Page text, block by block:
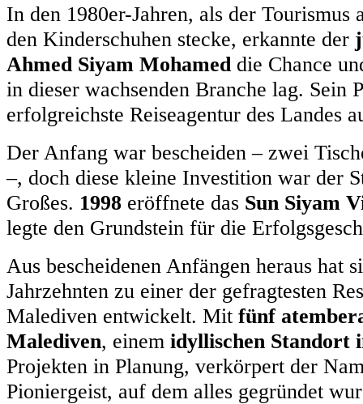
In den 1980er-Jahren, als der
den Kinderschuhen stecke, erkannte der
Ahmed Siyam Mohamed die Chance
in dieser wachsenden Branche lag. Sein
erfolgreichste Reiseagentur des Landes
Der Anfang war bescheiden – zwei
–, doch diese kleine Investition war der
Großes. 1998 eröffnete das Sun Siyam
legte den Grundstein für die
Aus bescheidenen Anfängen heraus hat
Jahrzehnten zu einer der gefragtesten
Malediven entwickelt. Mit fünf
Malediven, einem idyllischen Standort
Projekten in Planung, verkörpert der
Pioniergeist, auf dem alles gegründet